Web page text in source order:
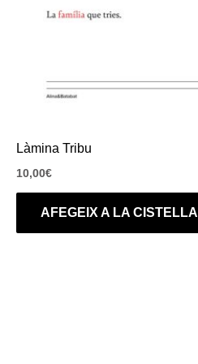
Làmina Tribu
10,00€
AFEGEIX A LA CISTELLA